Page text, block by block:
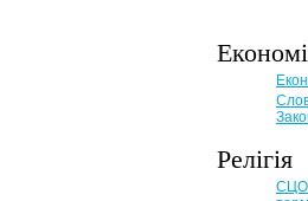
Релігія